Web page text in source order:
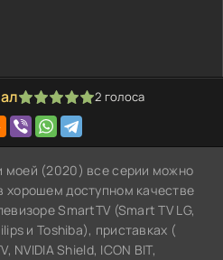
2 голоса
моей (2020) все серии можно
хорошем доступном качестве
SmartTV (Smart TV LG,
и Toshiba), приставках (
NVIDIA Shield, ICON BIT,